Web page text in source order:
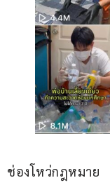
ช่องโหว่กฎหมาย